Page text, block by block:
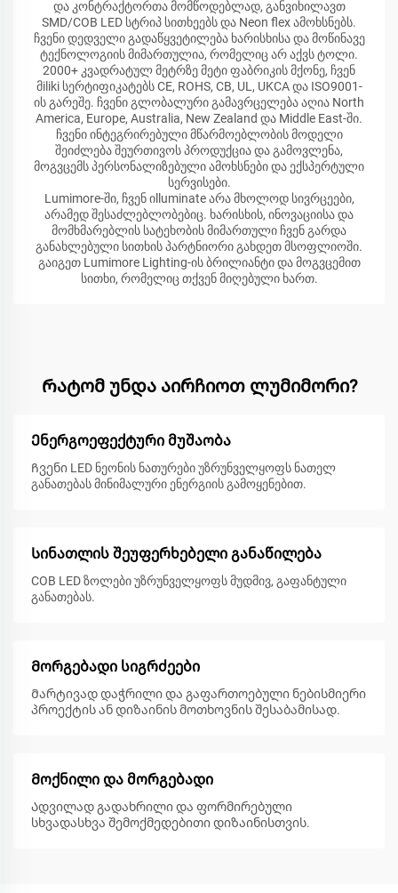
და კონტრაქტორთა მომწოდებლად, განვიხილავთ
SMD/COB LED სტრიპ სითხეებს და Neon flex ამოხსნებს.
ჩვენი დედველი გადაწყვეტილება ხარისხისა და მოწინავე
ტექნოლოგიის მიმართულია, რომელიც არ აქვს ტოლი.
2000+ კვადრატულ მეტრზე მეტი ფაბრიკის მქონე, ჩვენ
მiliki სერტიფიკატებს CE, ROHS, CB, UL, UKCA და ISO9001-
ის გარეშე. ჩვენი გლობალური გამავრცელება აღია North
America, Europe, Australia, New Zealand და Middle East-ში.
ჩვენი ინტეგრირებული მწარმოებლობის მოდელი
შეიძლება შეურთივოს პროდუქცია და გამოვლენა,
მოგვცემს პერსონალიზებული ამოხსნები და ექსპერტული
სერვისები.
Lumimore-ში, ჩვენ იlluminate არა მხოლოდ სივრცეები,
არამედ შესაძლებლობებიც. ხარისხის, ინოვაციისა და
მომხმარებლის სატეხობის მიმართული ჩვენ გარდა
განახლებული სითხის პარტნიორი გახდეთ მსოფლიოში.
გაიგეთ Lumimore Lighting-ის ბრილიანტი და მოგვცემით
სითხი, რომელიც თქვენ მიღებული ხართ.
Რატომ უნდა აირჩიოთ ლუმიმორი?
Ენერგოეფექტური მუშაობა
Ჩვენი LED ნეონის ნათურები უზრუნველყოფს ნათელ
განათებას მინიმალური ენერგიის გამოყენებით.
Სინათლის შეუფერხებელი განაწილება
COB LED ზოლები უზრუნველყოფს მუდმივ, გაფანტული
განათებას.
Მორგებადი სიგრძეები
Მარტივად დაჭრილი და გაფართოებული ნებისმიერი
პროექტის ან დიზაინის მოთხოვნის შესაბამისად.
Მოქნილი და მორგებადი
Ადვილად გადახრილი და ფორმირებული
სხვადასხვა შემოქმედებითი დიზაინისთვის.